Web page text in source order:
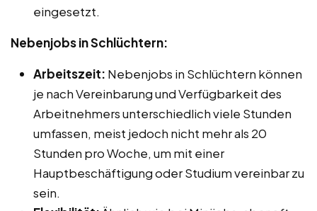
eingesetzt.
Nebenjobs in Schlüchtern:
Arbeitszeit: Nebenjobs in Schlüchtern können
je nach Vereinbarung und Verfügbarkeit des
Arbeitnehmers unterschiedlich viele Stunden
umfassen, meist jedoch nicht mehr als 20
Stunden pro Woche, um mit einer
Hauptbeschäftigung oder Studium vereinbar zu
sein.